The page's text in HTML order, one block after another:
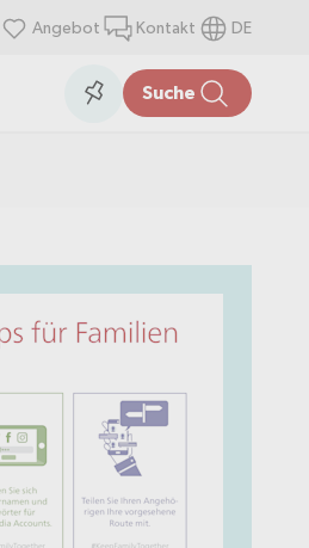
Angebot Kontakt DE
Collection
itemsSuche